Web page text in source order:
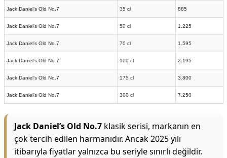
Jack Daniel’s Old No.7 35 cl 885
Jack Daniel’s Old No.7 50 cl 1.225
Jack Daniel’s Old No.7 70 cl 1.595
Jack Daniel’s Old No.7 100 cl 2.195
Jack Daniel’s Old No.7 175 cl 3.800
Jack Daniel’s Old No.7 300 cl 7.250
Jack Daniel’s Old No.7 klasik serisi, markanın en
çok tercih edilen harmanıdır. Ancak 2025 yılı
itibarıyla fiyatlar yalnızca bu seriyle sınırlı değildir.